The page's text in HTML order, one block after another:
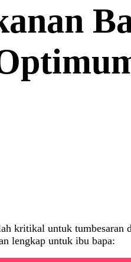
kritikal untuk tumbesaran
lengkap untuk ibu bapa: